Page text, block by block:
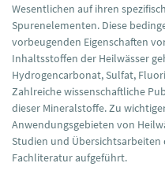
Wesentlichen auf ihren
Spurenelementen. Diese
vorbeugenden Eigenschaften
Inhaltsstoffen der Heilwässer
Hydrogencarbonat, Sulfat,
Zahlreiche wissenschaftliche
dieser Mineralstoffe. Zu
Anwendungsgebieten von
Studien und
Fachliteratur aufgeführt.